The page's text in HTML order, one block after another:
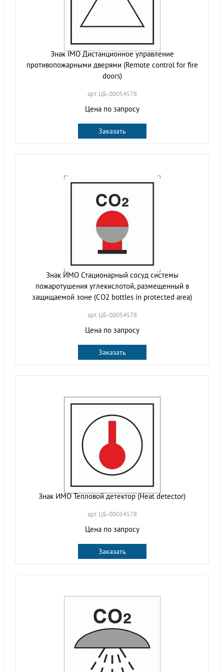
Знак IMO Дистанционное управление
противопожарными дверями (Remote control for fire
doors)
арт. ЦБ-00054578
Цена по запросу
Заказать
Знак ИМО Стационарный сосуд системы
пожаротушения углекислотой, размещенный в
защищаемой зоне (CO2 bottles in protected area)
арт. ЦБ-00054578
Цена по запросу
Заказать
Знак ИМО Тепловой детектор (Heat detector)
арт. ЦБ-00054578
Цена по запросу
Заказать